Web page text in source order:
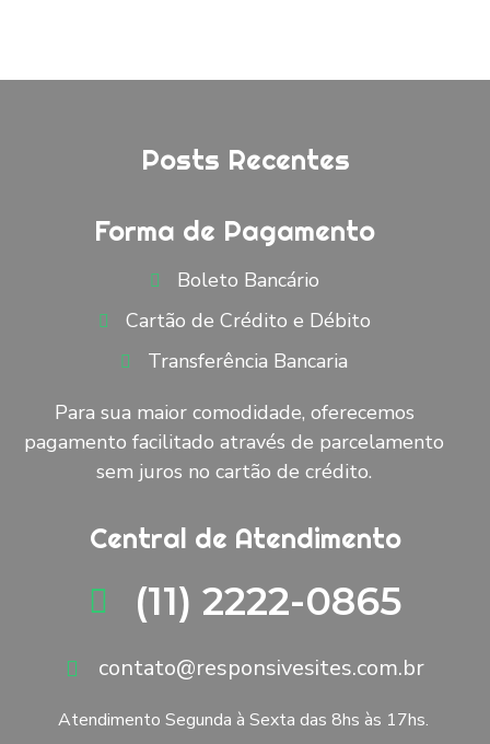
Posts Recentes
Forma de Pagamento
Boleto Bancário
Cartão de Crédito e Débito
Transferência Bancaria
Para sua maior comodidade, oferecemos
pagamento facilitado através de parcelamento
sem juros no cartão de crédito.
Central de Atendimento
(11) 2222-0865
contato@responsivesites.com.br
Atendimento Segunda à Sexta das 8hs às 17hs.